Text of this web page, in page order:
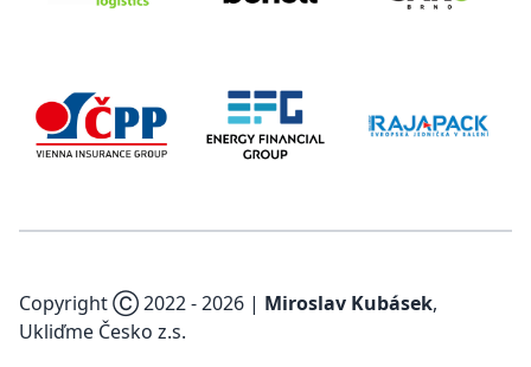
Copyright Ⓒ 2022 -2026 | Miroslav Kubásek,
Ukliďme Česko z.s.